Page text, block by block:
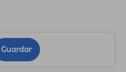
Guardar